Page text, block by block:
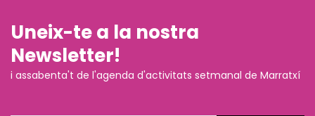
Uneix-te a la nostra
Newsletter!
i assabenta't de l'agenda d'activitats setmanal de Marratxí